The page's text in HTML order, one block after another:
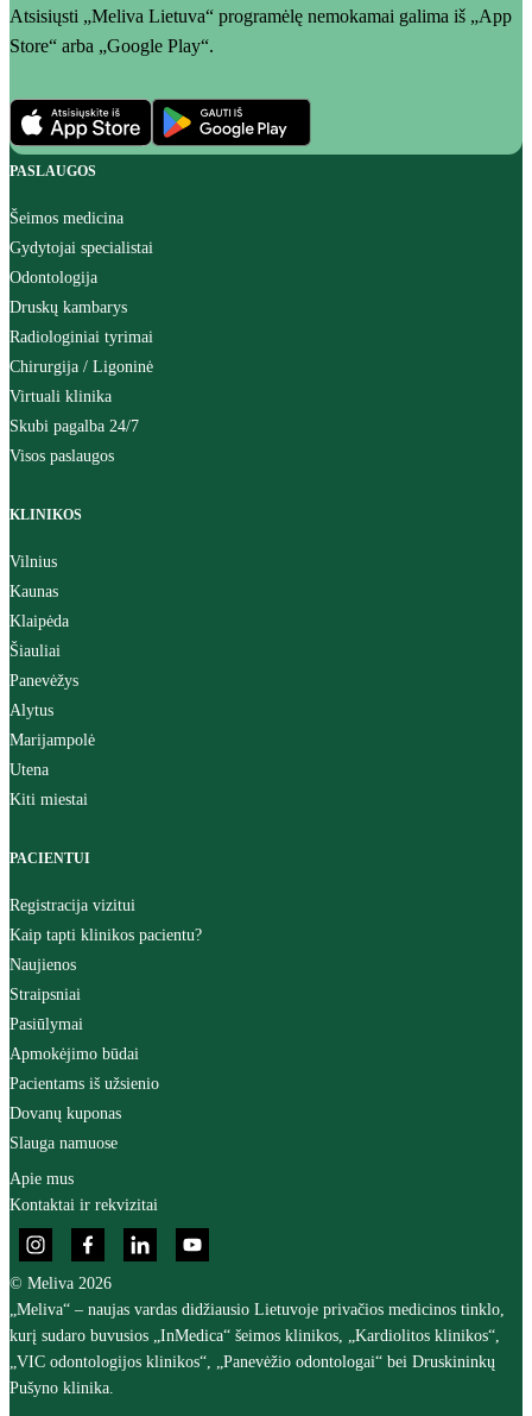
Atsisiųsti „Meliva Lietuva“ programėlę nemokamai galima iš „App
Store“ arba „Google Play“.
PASLAUGOS
Šeimos medicina
Gydytojai specialistai
Odontologija
Druskų kambarys
Radiologiniai tyrimai
Chirurgija / Ligoninė
Virtuali klinika
Skubi pagalba 24/7
Visos paslaugos
KLINIKOS
Vilnius
Kaunas
Klaipėda
Šiauliai
Panevėžys
Alytus
Marijampolė
Utena
Kiti miestai
PACIENTUI
Registracija vizitui
Kaip tapti klinikos pacientu?
Naujienos
Straipsniai
Pasiūlymai
Apmokėjimo būdai
Pacientams iš užsienio
Dovanų kuponas
Slauga namuose
Apie mus
Kontaktai ir rekvizitai
© Meliva 2026
„Meliva“ – naujas vardas didžiausio Lietuvoje privačios medicinos tinklo,
kurį sudaro buvusios „InMedica“ šeimos klinikos, „Kardiolitos klinikos“,
„VIC odontologijos klinikos“, „Panevėžio odontologai“ bei Druskininkų
Pušyno klinika.